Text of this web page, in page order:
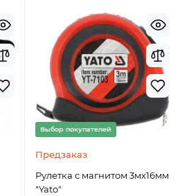
Выбор покупателей
Предзаказ
Рулетка с магнитом 3мх16мм
"Yato"